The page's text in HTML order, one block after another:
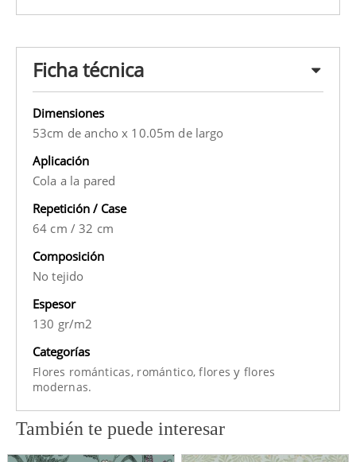
Ficha técnica
Dimensiones
53cm de ancho x 10.05m de largo
Aplicación
Cola a la pared
Repetición / Case
64 cm /32 cm
Composición
No tejido
Espesor
130 gr/m2
Categorías
Flores románticas, romántico,floresy flores
modernas.
También te puede interesar